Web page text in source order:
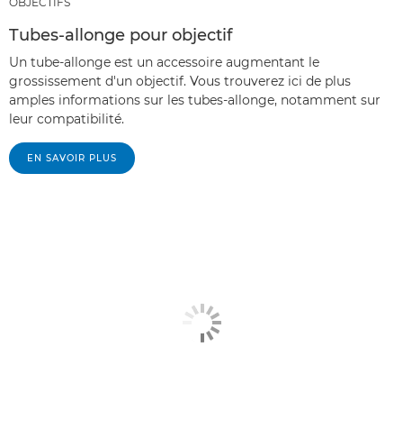
Tubes-allonge pour objectif
Un tube-allonge est un accessoire augmentant le
grossissement d'un objectif. Vous trouverez ici de plus
amples informations sur les tubes-allonge, notamment sur
leur compatibilité.
EN SAVOIR PLUS